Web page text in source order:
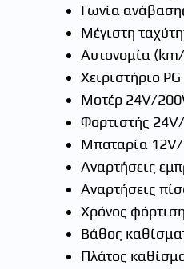
Γωνία
Μέγιστη
Αυτονομία
Χειριστήριο PG
Μοτέρ 24V/
Φορτιστής
Μπαταρία 12V/
Αναρτήσεις
Αναρτήσεις
Χρόνος
Βάθος
Πλάτος